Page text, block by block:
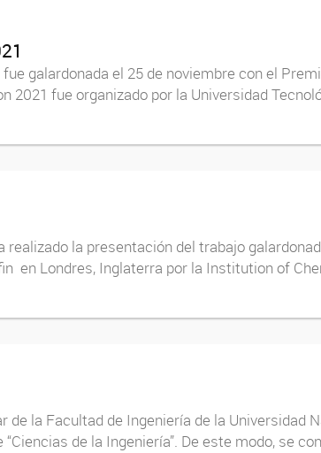
galardonada el 25 de noviembre con el
2021 fue organizado por la Universidad
la presentación del trabajo
en Londres, Inglaterra por la Institution of
la Facultad de Ingeniería de la Universidad
de la Ingeniería”. De este modo, se